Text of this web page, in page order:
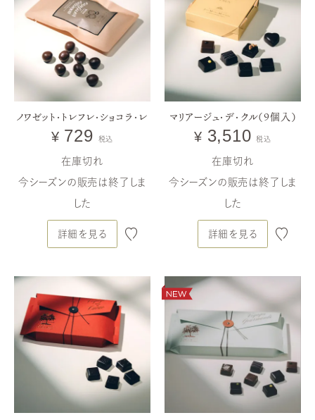
ノワゼット・トレフレ・ショコラ・レ
¥ 729 税込
在庫切れ
今シーズンの販売は終了しま
した
詳細を見る
マリアージュ・デ・クル（9個入）
¥ 3,510 税込
在庫切れ
今シーズンの販売は終了しま
した
詳細を見る